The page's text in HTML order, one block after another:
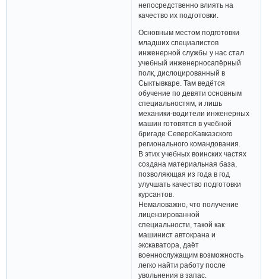
непосредственно влиять на
качество их подготовки.
Основным местом подготовки
младших специалистов
инженерной службы у нас стал
учебный инженерно­сапёрный
полк, дислоцированный в
Сыктывкаре. Там ведётся
обучение по девяти основным
специальностям, и лишь
механики-водители инженерных
машин готовятся в учебной
бригаде Северо­Кавказского
регионального командования.
В этих учебных воинских частях
создана материальная база,
позволяющая из года в год
улучшать качество подготовки
курсантов.
Немаловажно, что получение
лицензированной
специальности, такой как
машинист автокрана и
экскаватора, даёт
военнослужащим возможность
легко найти работу после
увольнения в запас.